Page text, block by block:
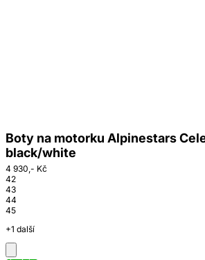
Boty na motorku Alpinestars
black/white
4 930,- Kč
42
43
44
45
+1 další